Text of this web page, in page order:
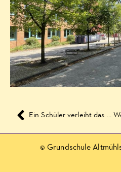
Ein Schüler verleiht das Prädikat ‚bester Spielplatz‘
© Grundschule